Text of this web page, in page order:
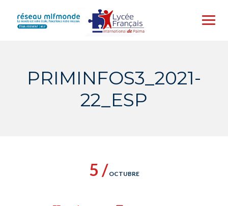
content
PRIMINFOS3_2021-
22_ESP
5 / OCTUBRE